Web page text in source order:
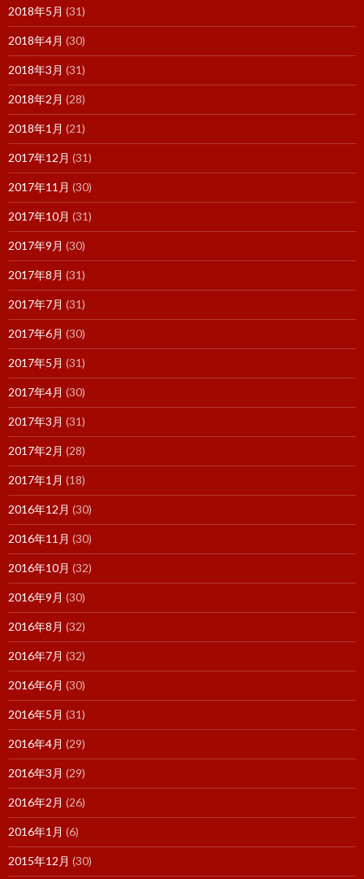
2018年5月 (31)
2018年4月 (30)
2018年3月 (31)
2018年2月 (28)
2018年1月 (21)
2017年12月 (31)
2017年11月 (30)
2017年10月 (31)
2017年9月 (30)
2017年8月 (31)
2017年7月 (31)
2017年6月 (30)
2017年5月 (31)
2017年4月 (30)
2017年3月 (31)
2017年2月 (28)
2017年1月 (18)
2016年12月 (30)
2016年11月 (30)
2016年10月 (32)
2016年9月 (30)
2016年8月 (32)
2016年7月 (32)
2016年6月 (30)
2016年5月 (31)
2016年4月 (29)
2016年3月 (29)
2016年2月 (26)
2016年1月 (6)
2015年12月 (30)